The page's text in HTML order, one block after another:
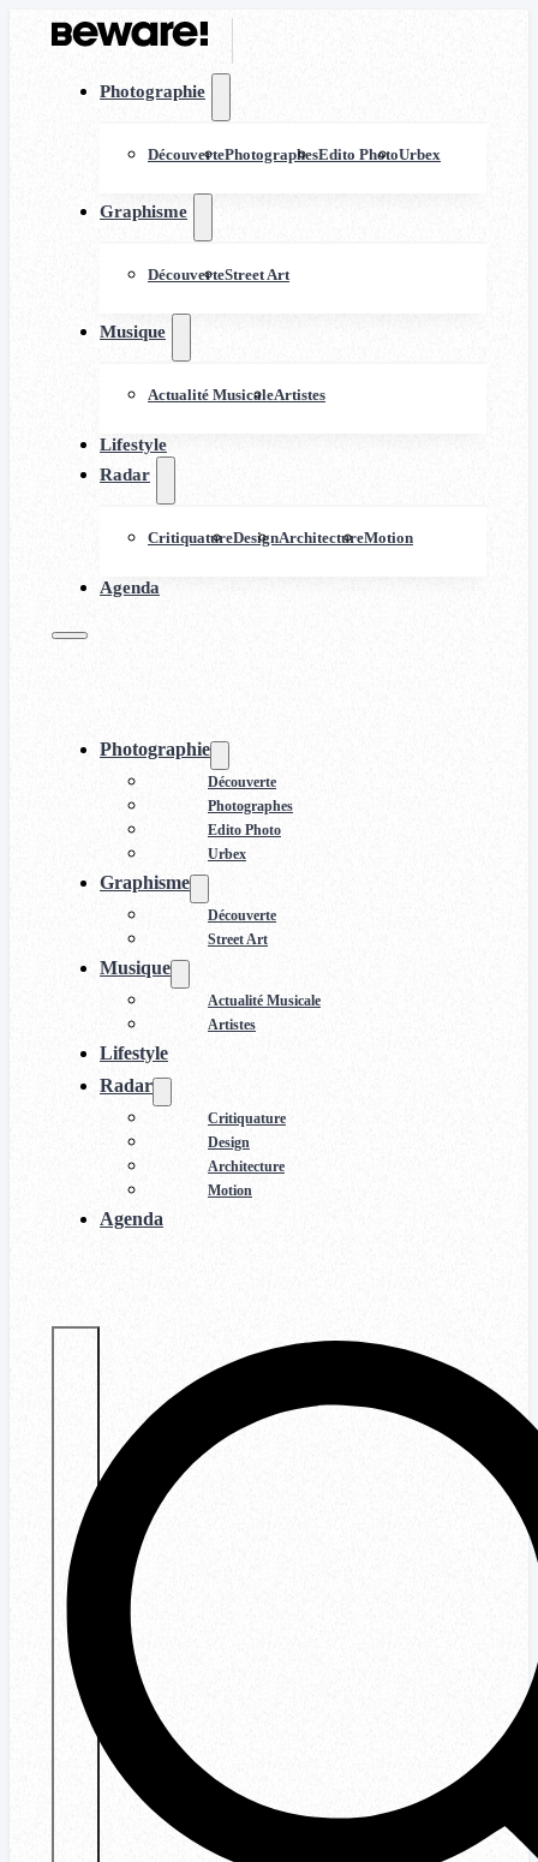
Photographie
DécouvertePhotographesEdito PhotoUrbex
Graphisme
DécouverteStreet Art
Musique
Actualité MusicaleArtistes
Lifestyle
Radar
CritiquatureDesignArchitectureMotion
Agenda
Photographie
Découverte
Photographes
Edito Photo
Urbex
Graphisme
Découverte
Street Art
Musique
Actualité Musicale
Artistes
Lifestyle
Radar
Critiquature
Design
Architecture
Motion
Agenda